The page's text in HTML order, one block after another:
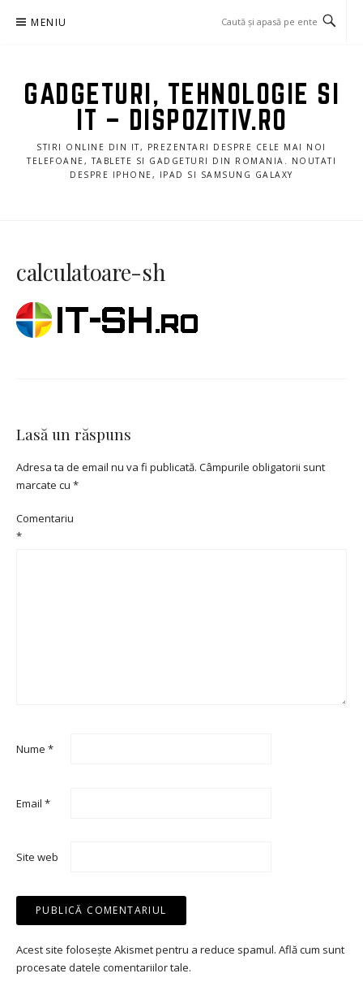
MENIU
GADGETURI, TEHNOLOGIE SI
IT – DISPOZITIV.RO
STIRI ONLINE DIN IT, PREZENTARI DESPRE CELE MAI NOI
TELEFOANE, TABLETE SI GADGETURI DIN ROMANIA. NOUTATI
DESPRE IPHONE, IPAD SI SAMSUNG GALAXY
calculatoare-sh
Lasă un răspuns
Adresa ta de email nu va fi publicată. Câmpurile obligatorii sunt
marcate cu *
Comentariu
*
Nume *
Email *
Site web
Acest site folosește Akismet pentru a reduce spamul. Află cum sunt
procesate datele comentariilor tale.